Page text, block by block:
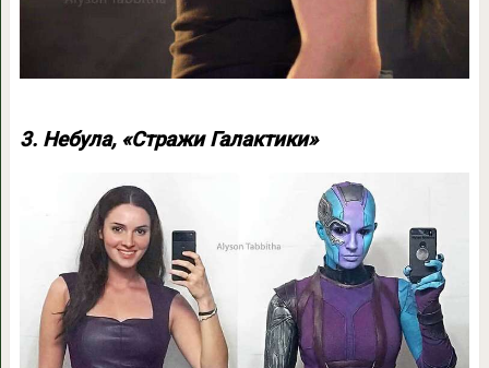
3. Небула, «Стражи Галактики»